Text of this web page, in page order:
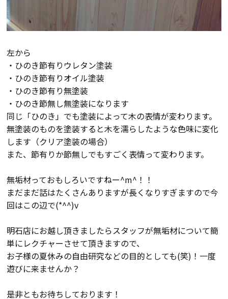
土地の上手な探し方
家づくりの資金計画
設計・施工品質管理
検査・アフターメンテナンス
家づくりのスケジュール
よくあるご質問 店舗紹介
スタッフブログ
プライバシー
ポリシー
ソーシャルメディアポリ
シー
左から
・ひのき節有りウレタン塗装
・ひのき節有りオイル塗装
・ひのき節有り無塗装
・ひのき節無し無塗装になります
同じ「ひのき」でも塗装によって木の表情が変わります。
無塗装のものを塗装すると木を濡らしたような色味に変化
します（クリア塗装の場合）
また、節有りか節無しでもすごく表情って変わります。
無垢材っておもしろいですねー^m^！！
まだまだ話はたくさんありますが長くなりすぎますので今
回はこの辺で(*^^)v
明石店にお越し頂きましたらスタッフが無垢材について簡
単にレクチャーさせて頂きますので、
お子様の夏休みの自由研究などの目的としても(笑)！一度
遊びに来ませんか？
是非ともお待ちしております！